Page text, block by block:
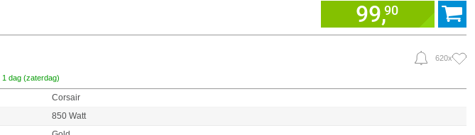
99,90
620x
1 dag (zaterdag)
Corsair
850 Watt